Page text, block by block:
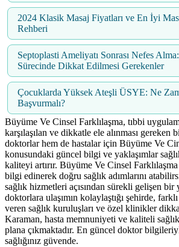
2024 Klasik Masaj Fiyatları ve En İyi
Rehberi
Septoplasti Ameliyatı Sonrası Nefes
Sürecinde Dikkat Edilmesi Gerekenler
Çocuklarda Yüksek Ateşli ÜSYE: Ne
Başvurmalı?
Büyüme Ve Cinsel Farklılaşma, tıbbi
karşılaşılan ve dikkatle ele alınması gereken
doktorlar hem de hastalar için Büyüme Ve
konusundaki güncel bilgi ve yaklaşımlar
kaliteyi artırır. Büyüme Ve Cinsel
bilgi edinerek doğru sağlık adımlarını
sağlık hizmetleri açısından sürekli gelişen bir
doktorlara ulaşımın kolaylaştığı şehirde,
veren sağlık kuruluşları ve özel klinikler
Karaman, hasta memnuniyeti ve kaliteli
plana çıkmaktadır. En güncel doktor
sağlığınız güvende.